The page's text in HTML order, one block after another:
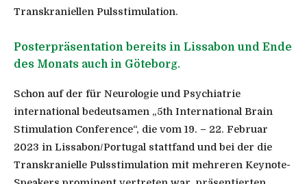
Transkraniellen Pulsstimulation.
Posterpräsentation bereits in Lissabon und Ende
des Monats auch in Göteborg.
Schon auf der für Neurologie und Psychiatrie
international bedeutsamen „5th International Brain
Stimulation Conference“, die vom 19. – 22. Februar
2023 in Lissabon/Portugal stattfand und bei der die
Transkranielle Pulsstimulation mit mehreren Keynote-